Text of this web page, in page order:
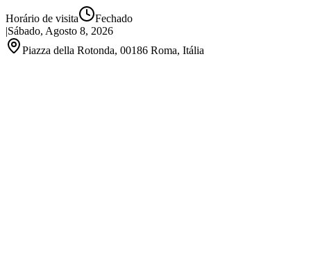
Horário de visita
Fechado
|Sábado, Agosto 8, 2026
Piazza della Rotonda, 00186 Roma, Itália